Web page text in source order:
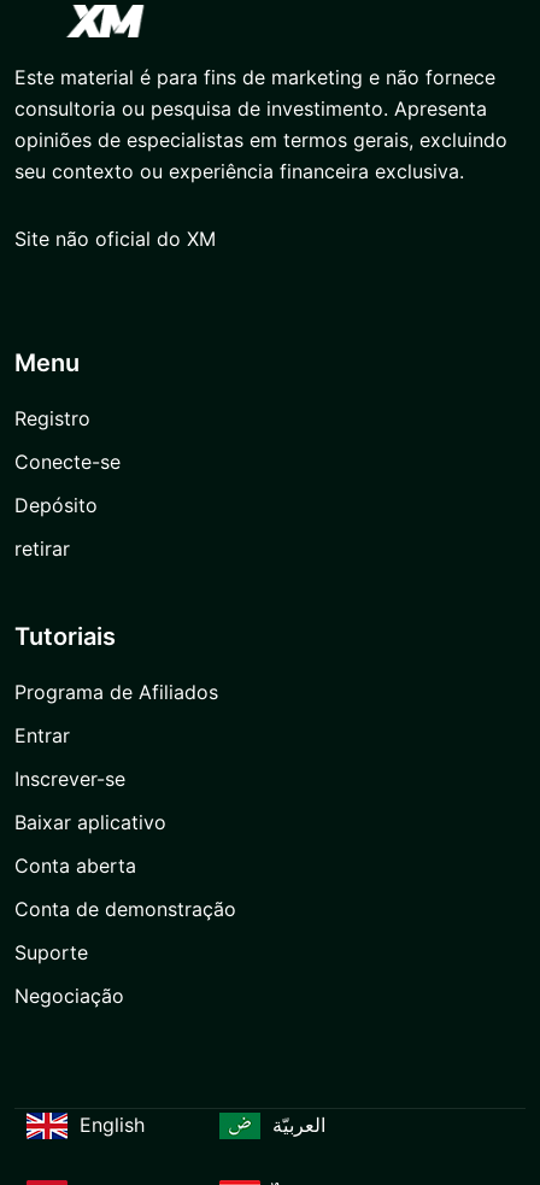
Este material é para fins de marketing e não fornece
consultoria ou pesquisa de investimento. Apresenta
opiniões de especialistas em termos gerais, excluindo
seu contexto ou experiência financeira exclusiva.
Site não oficial do XM
Menu
Registro
Conecte-se
Depósito
retirar
Tutoriais
Programa de Afiliados
Entrar
Inscrever-se
Baixar aplicativo
Conta aberta
Conta de demonstração
Suporte
Negociação
English العربيّة